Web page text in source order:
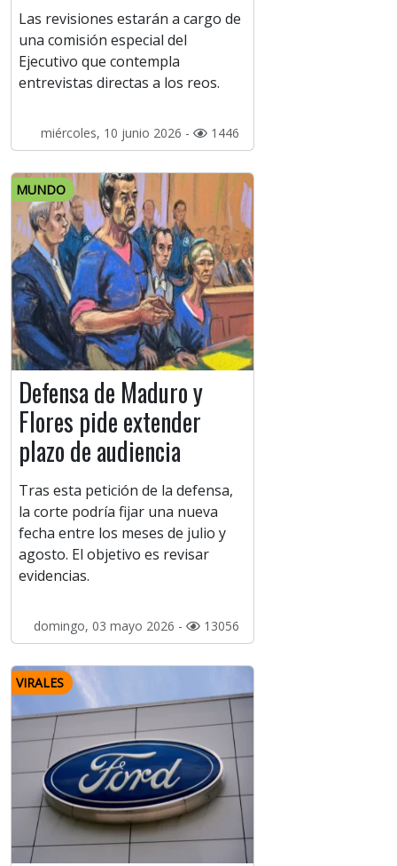
Las revisiones estarán a cargo de
una comisión especial del
Ejecutivo que contempla
entrevistas directas a los reos.
miércoles, 10 junio 2026 - 1446
MUNDO
Defensa de Maduro y
Flores pide extender
plazo de audiencia
Tras esta petición de la defensa,
la corte podría fijar una nueva
fecha entre los meses de julio y
agosto. El objetivo es revisar
evidencias.
domingo, 03 mayo 2026 - 13056
VIRALES